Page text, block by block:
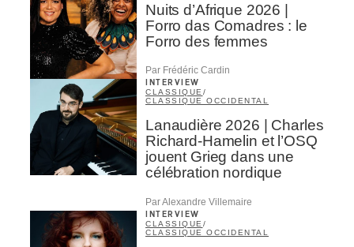
Nuits d’Afrique 2026 |
Forro das Comadres : le
Forro des femmes
Par Frédéric Cardin
INTERVIEW
CLASSIQUE /
CLASSIQUE OCCIDENTAL
Lanaudière 2026 | Charles
Richard-Hamelin et l’OSQ
jouent Grieg dans une
célébration nordique
Par Alexandre Villemaire
INTERVIEW
CLASSIQUE /
CLASSIQUE OCCIDENTAL